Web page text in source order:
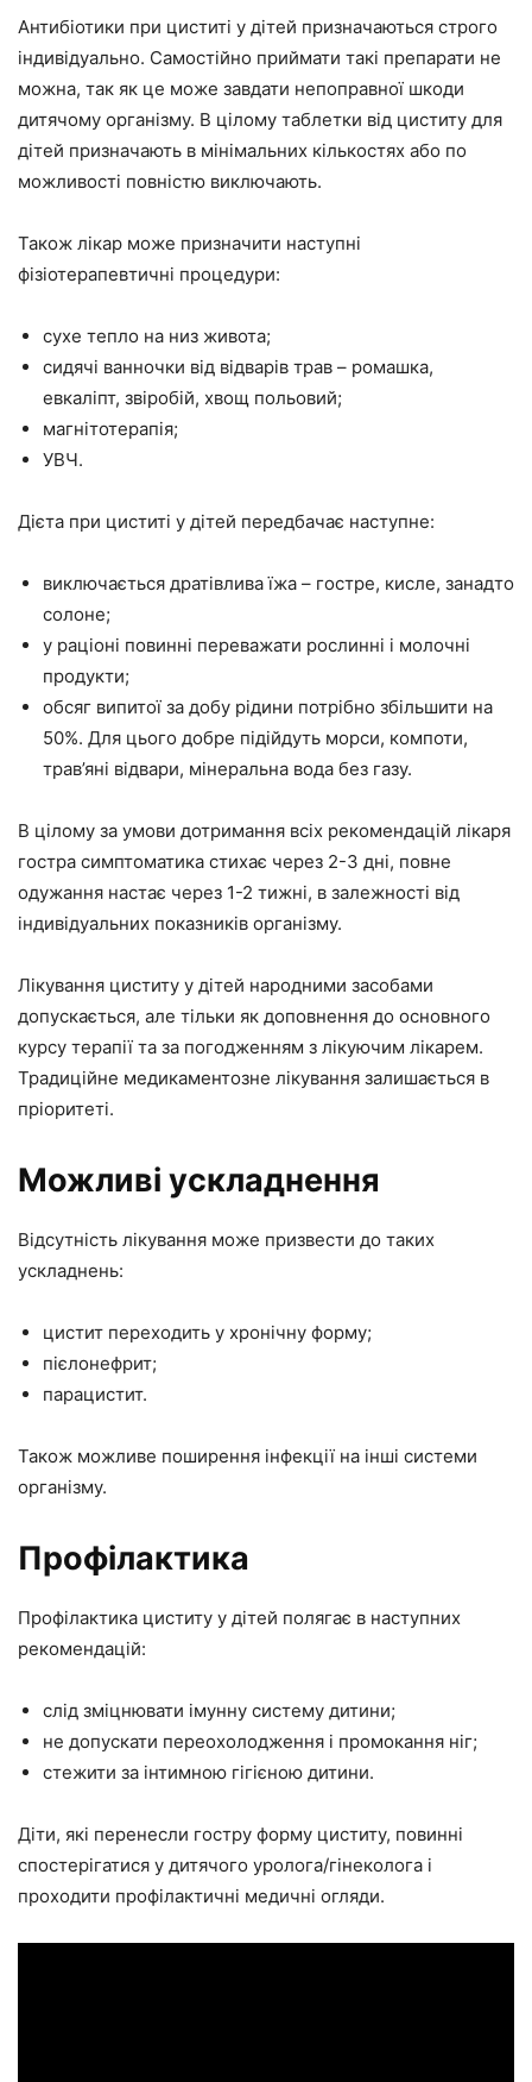
Антибіотики при циститі у дітей призначаються строго
індивідуально. Самостійно приймати такі препарати не
можна, так як це може завдати непоправної шкоди
дитячому організму. В цілому таблетки від циститу для
дітей призначають в мінімальних кількостях або по
можливості повністю виключають.
Також лікар може призначити наступні
фізіотерапевтичні процедури:
сухе тепло на низ живота;
сидячі ванночки від відварів трав – ромашка,
евкаліпт, звіробій, хвощ польовий;
магнітотерапія;
УВЧ.
Дієта при циститі у дітей передбачає наступне:
виключається дратівлива їжа – гостре, кисле, занадто
солоне;
у раціоні повинні переважати рослинні і молочні
продукти;
обсяг випитої за добу рідини потрібно збільшити на
50%. Для цього добре підійдуть морси, компоти,
трав’яні відвари, мінеральна вода без газу.
В цілому за умови дотримання всіх рекомендацій лікаря
гостра симптоматика стихає через 2-3 дні, повне
одужання настає через 1-2 тижні, в залежності від
індивідуальних показників організму.
Лікування циститу у дітей народними засобами
допускається, але тільки як доповнення до основного
курсу терапії та за погодженням з лікуючим лікарем.
Традиційне медикаментозне лікування залишається в
пріоритеті.
Можливі ускладнення
Відсутність лікування може призвести до таких
ускладнень:
цистит переходить у хронічну форму;
пієлонефрит;
парацистит.
Також можливе поширення інфекції на інші системи
організму.
Профілактика
Профілактика циститу у дітей полягає в наступних
рекомендацій:
слід зміцнювати імунну систему дитини;
не допускати переохолодження і промокання ніг;
стежити за інтимною гігієною дитини.
Діти, які перенесли гостру форму циститу, повинні
спостерігатися у дитячого уролога/гінеколога і
проходити профілактичні медичні огляди.